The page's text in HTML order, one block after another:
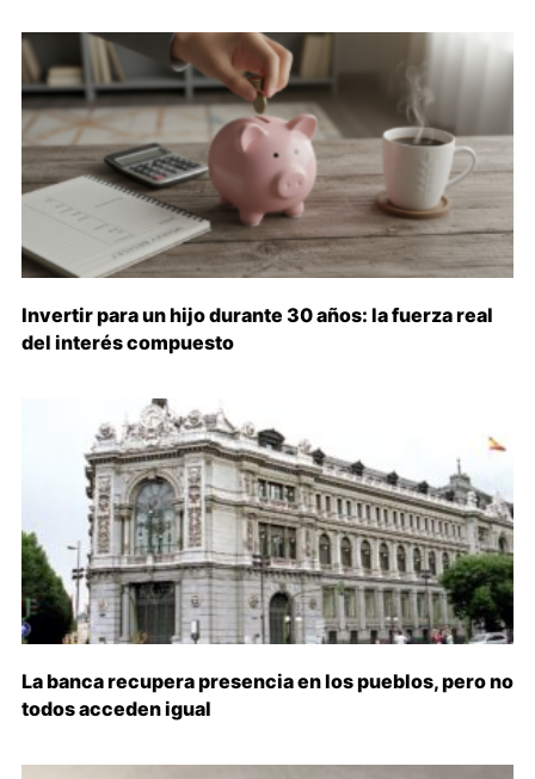
Invertir para un hijo durante 30 años: la fuerza real
del interés compuesto
La banca recupera presencia en los pueblos, pero no
todos acceden igual